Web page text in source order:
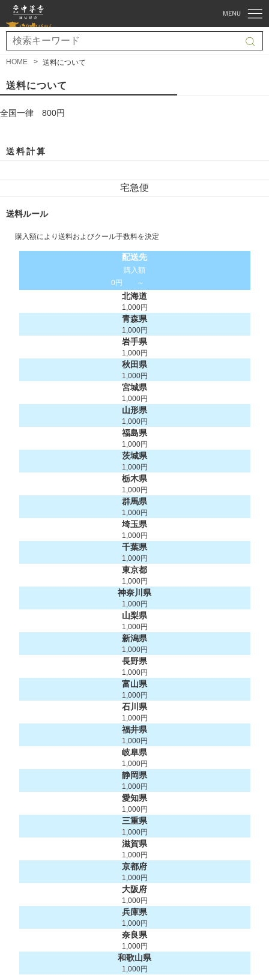
HOME 送料について
送料について
全国一律 800円
送料計算
宅急便
送料ルール
購入額により送料およびクール手数料を決定
配送先
購入額
0円
～
北海道
1,000円
青森県
1,000円
岩手県
1,000円
秋田県
1,000円
宮城県
1,000円
山形県
1,000円
福島県
1,000円
茨城県
1,000円
栃木県
1,000円
群馬県
1,000円
埼玉県
1,000円
千葉県
1,000円
東京都
1,000円
神奈川県
1,000円
山梨県
1,000円
新潟県
1,000円
長野県
1,000円
富山県
1,000円
石川県
1,000円
福井県
1,000円
岐阜県
1,000円
静岡県
1,000円
愛知県
1,000円
三重県
1,000円
滋賀県
1,000円
京都府
1,000円
大阪府
1,000円
兵庫県
1,000円
奈良県
1,000円
和歌山県
1,000円